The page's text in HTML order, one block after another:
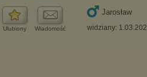
Ulubiony Wiadomość
Jarosław
widziany: